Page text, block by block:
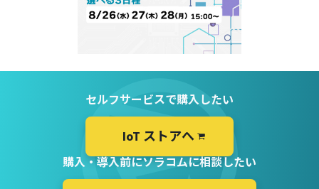
セルフサービスで購入したい
IoT ストアへ
購入・導入前にソラコムに相談したい